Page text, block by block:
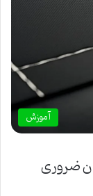
آموزش
ضروری